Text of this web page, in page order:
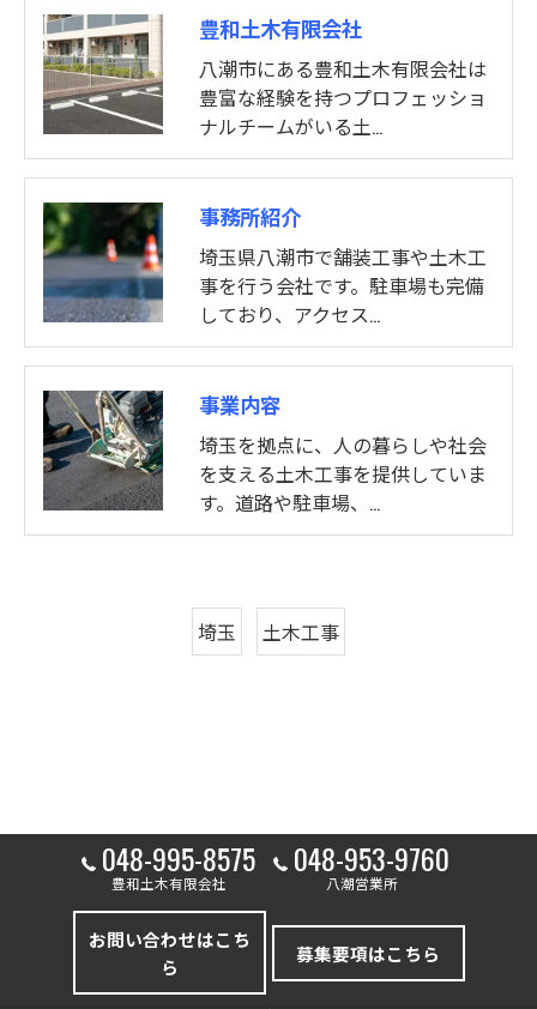
豊和土木有限会社
八潮市にある豊和土木有限会社は
豊富な経験を持つプロフェッショ
ナルチームがいる土…
事務所紹介
埼玉県八潮市で舗装工事や土木工
事を行う会社です。駐車場も完備
しており、アクセス…
事業内容
埼玉を拠点に、人の暮らしや社会
を支える土木工事を提供していま
す。道路や駐車場、…
埼玉 土木工事
048-995-8575
豊和土木有限会社
048-953-9760
八潮営業所
お問い合わせはこち
ら
募集要項はこちら